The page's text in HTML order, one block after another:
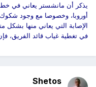
يذكر أن مانشستر يعاني في
أوروبا، وخصوصا مع وجود
الإصابة التي يعاني منها
في تغطية غياب قائد الفريق،
Shetos